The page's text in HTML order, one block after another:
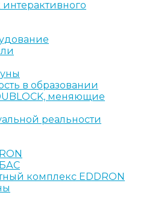
в образовании
меняющие
реальности
комплекс EDDRON